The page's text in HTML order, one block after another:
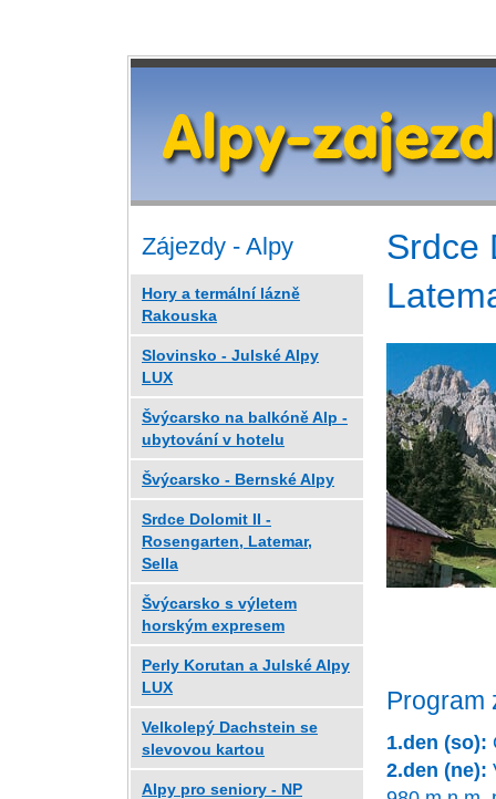
Srdce
Program
1.den (so):
2.den (ne):
Zájezdy - Alpy
Hory a termální lázně
Rakouska
Slovinsko - Julské Alpy
LUX
Švýcarsko na balkóně Alp -
ubytování v hotelu
Švýcarsko - Bernské Alpy
Srdce Dolomit II -
Rosengarten, Latemar,
Sella
Švýcarsko s výletem
horským expresem
Perly Korutan a Julské Alpy
LUX
Velkolepý Dachstein se
slevovou kartou
Alpy pro seniory - NP